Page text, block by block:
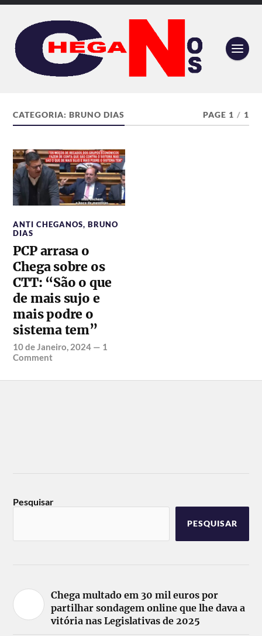
CATEGORIA:BRUNO DIAS PAGE 1 / 1
ANTI CHEGANOS,BRUNO
DIAS
PCP arrasa o
Chega sobre os
CTT: “São o que
de mais sujo e
mais podre o
sistema tem”
10 de Janeiro, 2024 — 1
Comment
Pesquisar
PESQUISAR
Chega multado em 30 mil euros por
partilhar sondagem online que lhe dava a
vitória nas Legislativas de 2025